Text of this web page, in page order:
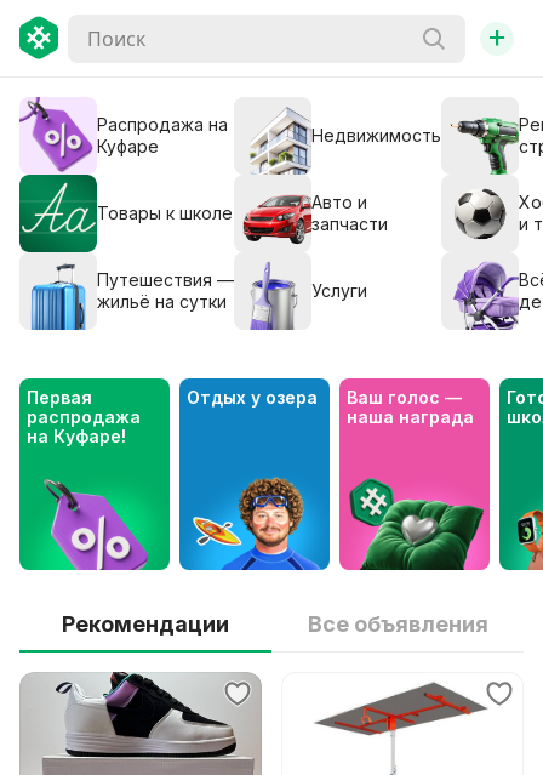
+
Распродажа на
Куфаре
Товары к школе
Путешествия —
жильё на сутки
Недвижимость
Авто и
запчасти
Услуги
и
Первая
распродажа
на Куфаре!
Отдых у озера
Ваш голос —
наша награда
Рекомендации Все объявления